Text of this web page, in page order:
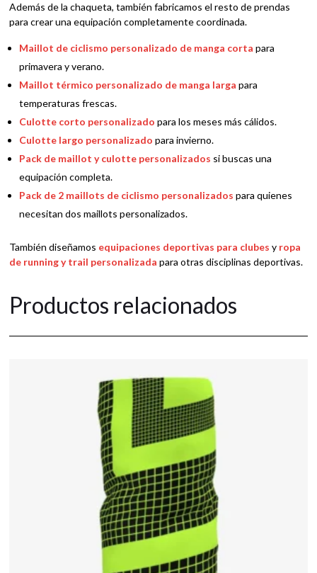
Además de la chaqueta, también fabricamos el resto de prendas
para crear una equipación completamente coordinada.
Maillot de ciclismo personalizado de manga corta para
primavera y verano.
Maillot térmico personalizado de manga larga para
temperaturas frescas.
Culotte corto personalizado para los meses más cálidos.
Culotte largo personalizado para invierno.
Pack de maillot y culotte personalizados si buscas una
equipación completa.
Pack de 2 maillots de ciclismo personalizados para quienes
necesitan dos maillots personalizados.
También diseñamos equipaciones deportivas para clubes y ropa
de running y trail personalizada para otras disciplinas deportivas.
Productos relacionados